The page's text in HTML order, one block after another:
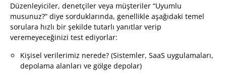
Düzenleyiciler, denetçiler veya müşteriler “Uyumlu
musunuz?” diye sorduklarında, genellikle aşağıdaki temel
sorulara hızlı bir şekilde tutarlı yanıtlar verip
veremeyeceğinizi test ediyorlar:
Kişisel verilerimiz nerede? (Sistemler, SaaS uygulamaları,
depolama alanları ve gölge depolar)